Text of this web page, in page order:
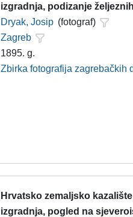
izgradnja, podizanje
Dryak, Josip (fotograf)
Zagreb
1895. g.
Zbirka fotografija zagrebačkih
Hrvatsko zemaljsko
izgradnja, pogled na